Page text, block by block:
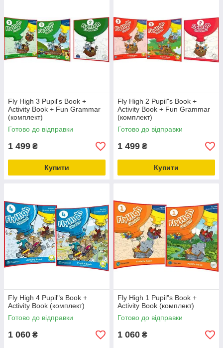
Fly High 3 Pupil's Book +
Activity Book + Fun Grammar
(комплект)
Готово до відправки
1 499 ₴
Купити
Fly High 2 Pupil"s Book +
Activity Book + Fun Grammar
(комплект)
Готово до відправки
1 499 ₴
Купити
Fly High 4 Pupil"s Book +
Activity Book (комплект)
Готово до відправки
1 060 ₴
Fly High 1 Pupil"s Book +
Activity Book (комплект)
Готово до відправки
1 060 ₴